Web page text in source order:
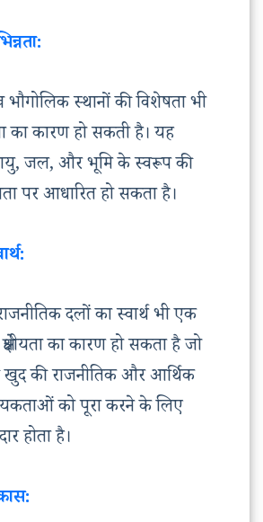
भौगोलिक स्थानों की विशेषता भी
का कारण हो सकती है। यह
जल, और भूमि के स्वरूप की
पर आधारित हो सकता है।
राजनीतिक दलों का स्वार्थ भी एक
का कारण हो सकता है जो
खुद की राजनीतिक और आर्थिक
को पूरा करने के लिए
होता है।